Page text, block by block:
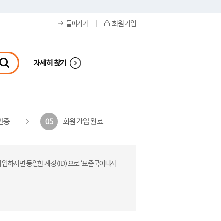
들어가기 회원 가입
자세히 찾기
증 05 회원 가입 완료
하시면 동일한 계정(ID)으로 ‘표준국어대사